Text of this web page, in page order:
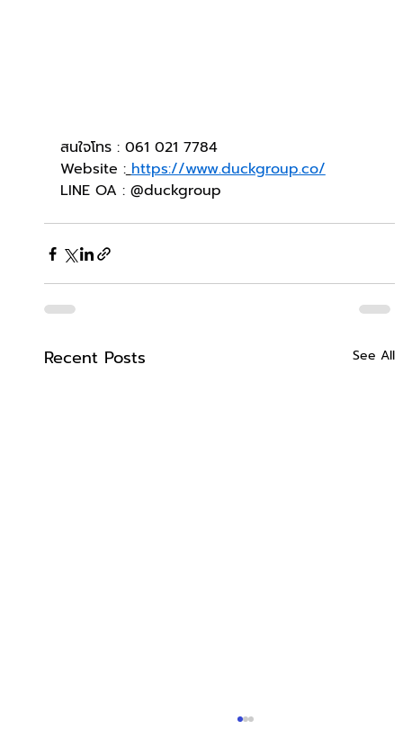
สนใจโทร : 061 021 7784
Website : https://www.duckgroup.co/
LINE OA : @duckgroup
Recent Posts See All